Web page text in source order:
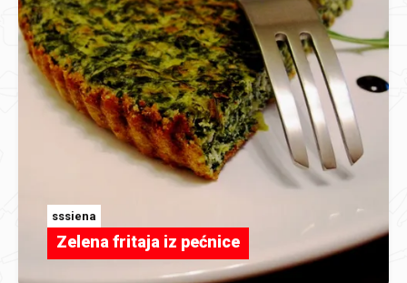
sssiena
Zelena fritaja iz pećnice